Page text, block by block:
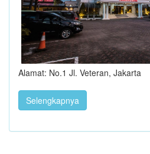
Alamat: No.1 Jl. Veteran, Jakarta
Selengkapnya